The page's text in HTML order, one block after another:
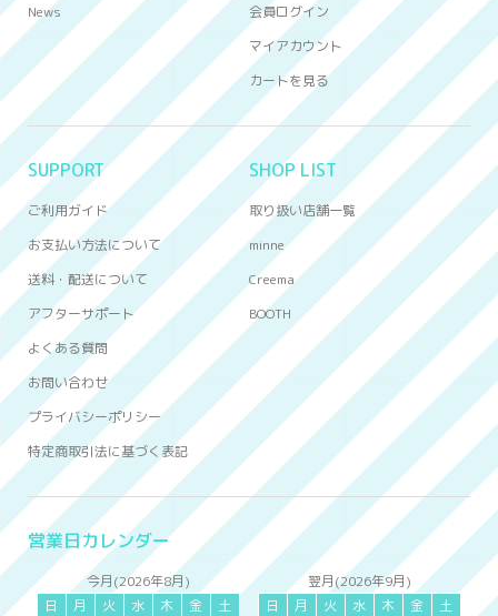
News
会員ログイン
マイアカウント
カートを見る
SUPPORT
ご利用ガイド
お支払い方法について
送料・配送について
アフターサポート
よくある質問
お問い合わせ
プライバシーポリシー
特定商取引法に基づく表記
SHOP LIST
取り扱い店舗一覧
minne
Creema
BOOTH
営業日カレンダー
今月(2026年8月)
日
月 火 水 木 金 土
翌月(2026年9月)
日
月 火 水 木 金 土